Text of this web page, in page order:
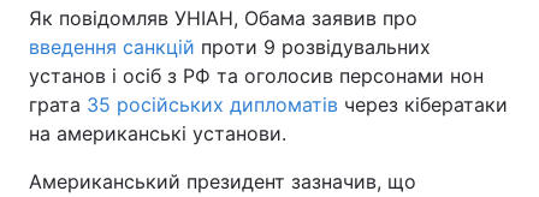
Як повідомляв УНІАН, Обама заявив про
введення санкцій проти 9 розвідувальних
установ і осіб з РФ та оголосив персонами нон
грата 35 російських дипломатів через кібератаки
на американські установи.
Американський президент зазначив, що